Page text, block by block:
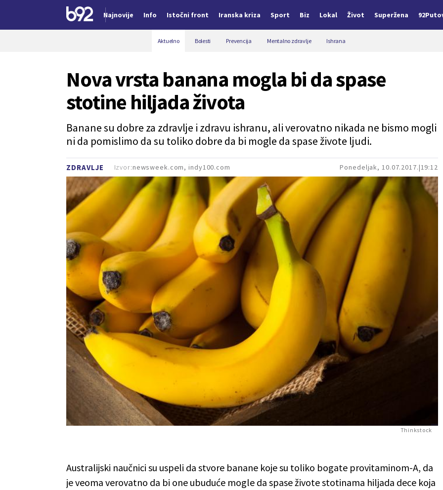
Najnovije Info Istočni front Iranska kriza Sport Biz Lokal Život Superžena
Aktuelno Bolesti Prevencija Mentalno zdravlje Ishrana
ZDRAVLJE Ponedeljak, 10.07.2017. 19:12
Nova vrsta banana mogla bi da spase
stotine hiljada života
Banane su dobre za zdravlje i zdravu ishranu, ali verovatno nikada ne bismo mogli
ni da pomislimo da su toliko dobre da bi mogle da spase živote ljudi.
Izvor:newsweek.com, indy100.com
Thinkstock
Australijski naučnici su uspeli da stvore banane koje su toliko bogate provitaminom-A, da
je veoma verovatno da bi one ubuduće mogle da spase živote stotinama hiljada dece koja